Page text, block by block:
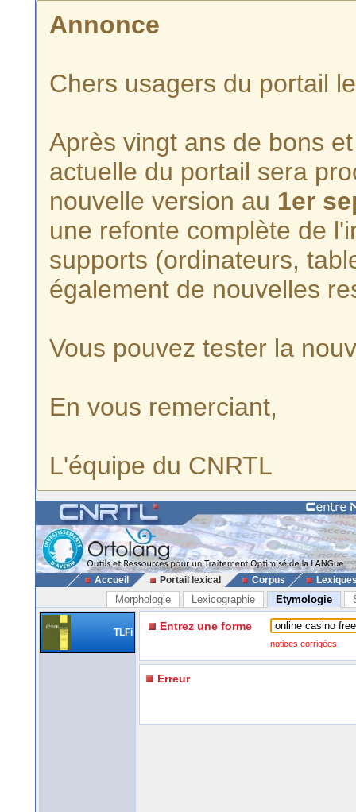
Annonce
Chers usagers du portail
Après vingt ans de bons
actuelle du portail sera
nouvelle version au 1er
une refonte complète de
supports (ordinateurs,
également de nouvelles
Vous pouvez tester la
En vous remerciant,
L'équipe du CNRTL
Accueil Portail lexical Corpus
Morphologie Lexicographie Etymologie
TLFi Entrez une forme
notices corrigées
Erreur